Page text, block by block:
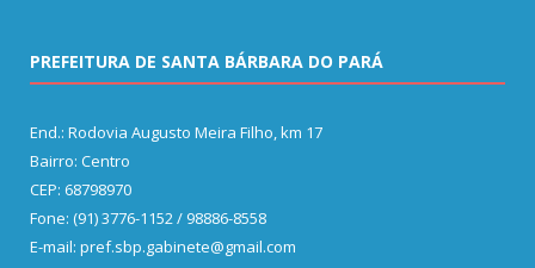
PREFEITURA DE SANTA BÁRBARA DO PARÁ
End.: Rodovia Augusto Meira Filho, km 17
Bairro: Centro
CEP: 68798970
Fone: (91) 3776-1152 / 98886-8558
E-mail: pref.sbp.gabinete@gmail.com